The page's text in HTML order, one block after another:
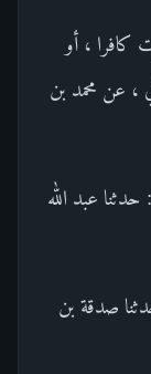
كافرا ، أو
، عن محمد بن
عبد الله
صدقة بن